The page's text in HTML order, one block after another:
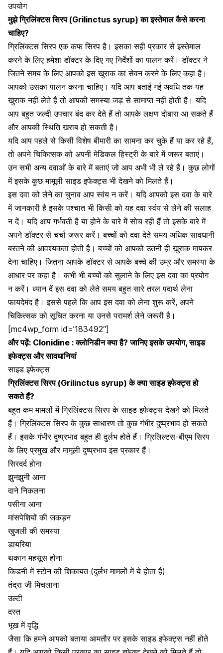
उपयोग
मुझेग्रिलिंक्टससिरप (Grilinctus syrup)का इस्तेमाल कैसे करना
चाहिए?
ग्रिलिंक्टससिरप एक कफ सिरप है। इसका सही प्रकार से इस्तेमाल
करने के लिए हमेशा डॉक्टर के दिए गए निर्देशों का पालन करें। डॉक्टर ने
जितने समय के लिए आपको इस खुराक का सेवन करने के लिए कहा है।
आपको उसका पालन करना चाहिए। यदि आप बताई गई अवधि तक यह
खुराक नहीं लेते हैं तो आपकी समस्या जड़ से सामाप्त नहीं होती है। यदि
आप बहुत जल्दी उपचार बंद कर देते हैं तो आपके लक्षण दोबारा आ सकते हैं
और आपकी स्थिति खराब हो सकती है।
यदि आप पहले से किसी विशेष बीमारी का सामना कर चुके हैं या कर रहे हैं,
तो अपने चिकित्सक को अपनी मेडिकल हिस्ट्री के बारे में जरूर बताएं।
उन सभी अन्य दवाओं के बारे में बताएं जो आप अभी भी ले रहे हैं। कुछ लोगों
में इसके कुछ मामूलीसाइड इफेक्ट्स भी देखने को मिलते हैं।
इस दवा को लेने का चुनाव आप स्वंय न करें। यदि आपको इस दवा के बारे
में जानकारी है इसके पश्चात भी किसी को यह दवा स्वंय से लेने की सलाह
न दें।यदि आप गर्भवती हैया होने के बारे में सोच रही हैं तो इसके बारे में
अपने डॉक्टर से चर्चा जरूर करें। बच्चों को दवा देते समय अधिक सावधानी
बरतने की आवश्यकता होती है। बच्चों को आपको उतनी ही खुराक मापकर
देना चाहिए। जितना आपके डॉक्टर से आपकेबच्चे की उम्र और समस्या के
आधार पर कहा है। कभी भी बच्चों को सुलाने के लिए इसदवा का प्रयोग
न करें। ध्यान दें इस दवा को लेते समय बहुत सारे तरल पदार्थ लेना
फायदेमंद है। इससे पहले कि आप इस दवा को लेना शुरू करें, अपने
चिकित्सक को सूचित करना या उनसे परामर्श लेने जरूरी है।
[mc4wp_form id=’183492″]
और पढ़ें: Clonidine : क्लोनिडीन क्या है? जानिए इसके उपयोग, साइड
इफेक्ट्स और सावधानियां
साइड इफेक्ट्स
ग्रिलिंक्टससिरप (Grilinctus syrup) के क्या साइड इफेक्ट्स हो
सकते हैं?
बहुत कम मामलों में ग्रिलिंक्टससिरप के साइड इफेक्ट्स देखने को मिलते
हैं।ग्रिलिंक्टससिरप के कुछ साधारण तो कुछ गंभीर दुष्प्रभाव हो सकते
हैं। इसके गंभीर दुष्प्रभाव बहुत ही दुर्लभ होते हैं।ग्रिलिल्टस-बीएम सिरप
के लिए प्रमुख और मामूली दुष्प्रभाव इस प्रकार हैं।
सिरदर्द होना
झुनझुनी आना
दाने निकलना
पसीना आना
मांसपेशियों की जकड़न
खुजली की समस्या
डायरिया
थकान महसूस होना
किडनी में स्टोनकी शिकायत (दुर्लभ मामलों में ये होता है)
तंद्रा जी मिचलाना
उल्टी
दस्त
भूख में वृद्धि
जैसा कि हमने आपको बताया आमतौर पर इसके साइड इफेक्ट्स नहीं होते